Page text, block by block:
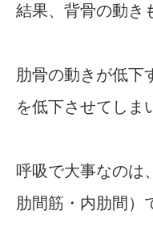
結果、背骨の動き
肋骨の動きが低下
を低下させてしま
呼吸で大事なのは
肋間筋・内肋間）